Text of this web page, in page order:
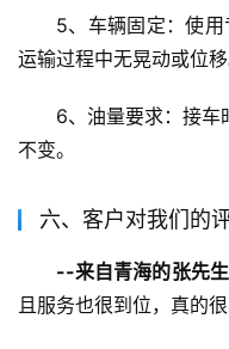
5、车辆固定：使
运输过程中无晃动或位移
6、油量要求：接
不变。
六、客户对我们的
--来自青海的张先生
且服务也很到位，真的很